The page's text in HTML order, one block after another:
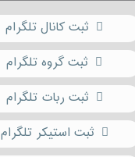
ثبت کانال تلگرام
ثبت گروه تلگرام
ثبت ربات تلگرام
ثبت استیکر تلگرام